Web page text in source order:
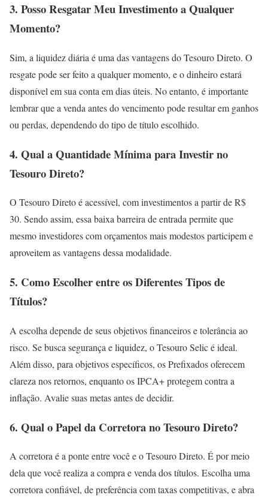
3. Posso Resgatar Meu Investimento a Qualquer
Momento?
Sim, a liquidez diária é uma das vantagens do Tesouro Direto. O
resgate pode ser feito a qualquer momento, e o dinheiro estará
disponível em sua conta em dias úteis. No entanto, é importante
lembrar que a venda antes do vencimento pode resultar em ganhos
ou perdas, dependendo do tipo de título escolhido.
4. Qual a Quantidade Mínima para Investir no
Tesouro Direto?
O Tesouro Direto é acessível, com investimentos a partir de R$
30. Sendo assim, essa baixa barreira de entrada permite que
mesmo investidores com orçamentos mais modestos participem e
aproveitem as vantagens dessa modalidade.
5. Como Escolher entre os Diferentes Tipos de
Títulos?
A escolha depende de seus objetivos financeiros e tolerância ao
risco. Se busca segurança e liquidez, o Tesouro Selic é ideal.
Além disso, para objetivos específicos, os Prefixados oferecem
clareza nos retornos, enquanto os IPCA+ protegem contra a
inflação. Avalie suas metas antes de decidir.
6. Qual o Papel da Corretora no Tesouro Direto?
A corretora é a ponte entre você e o Tesouro Direto. É por meio
dela que você realiza a compra e venda dos títulos. Escolha uma
corretora confiável, de preferência com taxas competitivas, e abra